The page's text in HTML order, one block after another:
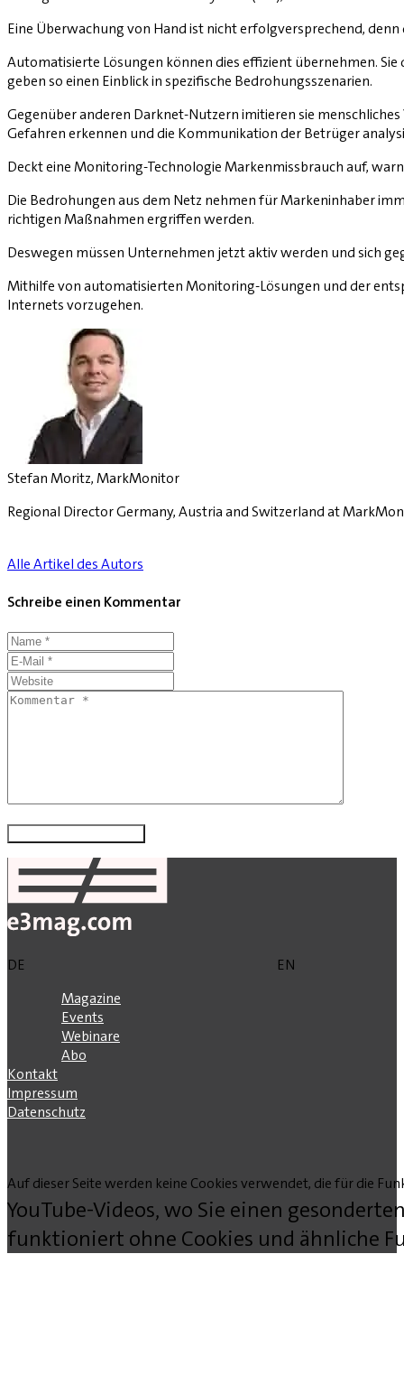
Eine Überwachung von Hand ist nicht erfolgversprechend,
Automatisierte Lösungen können dies effizient übernehmen.
geben so einen Einblick in spezifische Bedrohungsszenarien.
Gegenüber anderen Darknet-Nutzern imitieren sie
Gefahren erkennen und die Kommunikation der Betrüger
Deckt eine Monitoring-Technologie Markenmissbrauch auf,
Die Bedrohungen aus dem Netz nehmen für Markeninhaber
richtigen Maßnahmen ergriffen werden.
Deswegen müssen Unternehmen jetzt aktiv werden und sich
Mithilfe von automatisierten Monitoring-Lösungen und der
Internets vorzugehen.
Stefan Moritz, MarkMonitor
Regional Director Germany, Austria and Switzerland at
Alle Artikel des Autors
Schreibe einen Kommentar
DE
EN
Magazine
Events
Webinare
Abo
Kontakt
Impressum
Datenschutz
Auf dieser Seite werden keine Cookies verwendet, die für die
YouTube-Videos, wo Sie einen
funktioniert ohne Cookies und ähnliche